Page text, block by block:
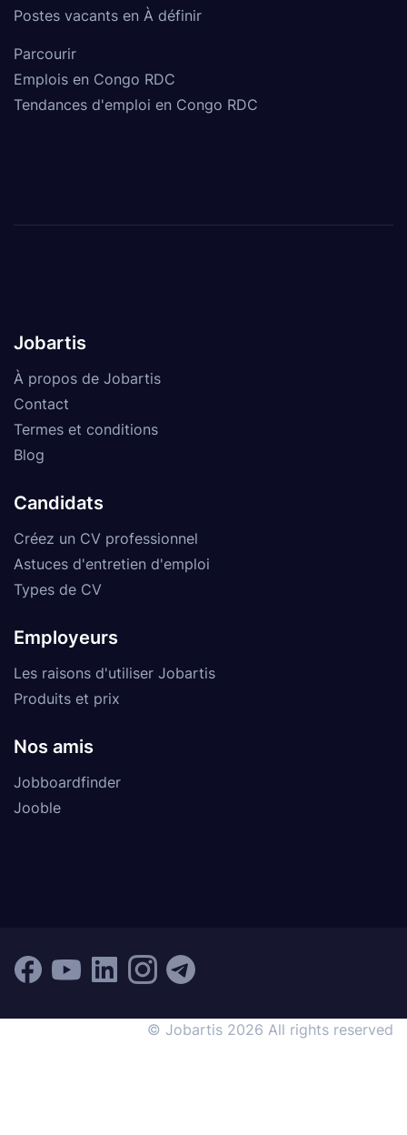
Postes vacants en À définir
Parcourir
Emplois en Congo RDC
Tendances d'emploi en Congo RDC
Jobartis
À propos de Jobartis
Contact
Termes et conditions
Blog
Candidats
Créez un CV professionnel
Astuces d'entretien d'emploi
Types de CV
Employeurs
Les raisons d'utiliser Jobartis
Produits et prix
Nos amis
Jobboardfinder
Jooble
© Jobartis 2026 All rights reserved